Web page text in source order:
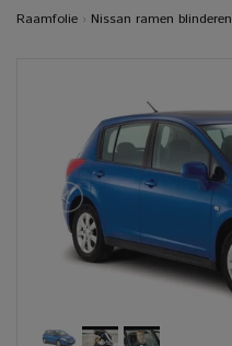
Raamfolie › Nissan ramen blinderen